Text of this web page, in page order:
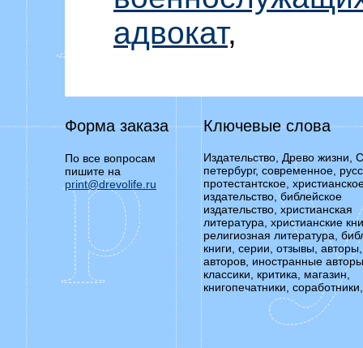
адвокат,
Форма заказа
По все вопросам
пишите на
print@drevolife.ru
Ключевые слова
Издательство, Древо жизни,
петербург, современное,
протестантское,
издательство, библейское
издательство, христианская
литература, христианские
религиозная литература,
книги, серии, отзывы,
авторов, иностранные
классики, критика, магазин,
книгопечатники,